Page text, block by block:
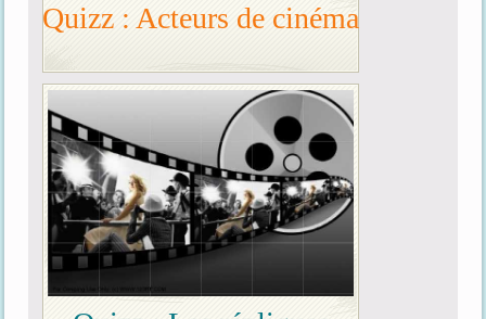
Quizz : Acteurs de cinéma